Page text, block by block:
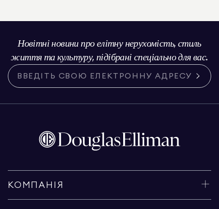
Новітні новини про елітну нерухомість, стиль
життя та культуру, підібрані спеціально для вас.
КОМПАНІЯ